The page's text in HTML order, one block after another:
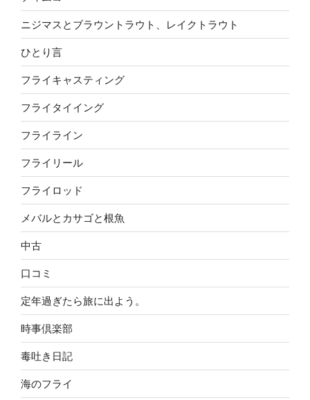
ニジマスとブラウントラウト、レイクトラウト
ひとり言
フライキャスティング
フライタイイング
フライライン
フライリール
フライロッド
メバルとカサゴと根魚
中古
口コミ
定年過ぎたら旅に出よう。
時事倶楽部
毒吐き日記
海のフライ